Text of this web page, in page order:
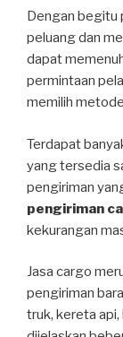
Dengan begitu
peluang dan
dapat
permintaan
memilih
Terdapat
yang tersedia
pengiriman
pengiriman
kekurangan
Jasa cargo
pengiriman
truk, kereta